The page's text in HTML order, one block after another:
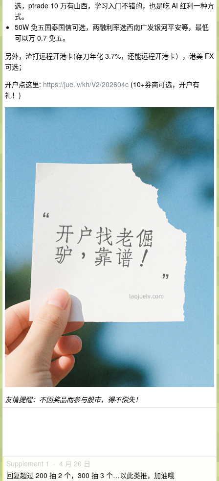
选，ptrade 10 万有山西，学习入门不错的，也是吃 AI 红利一种方
式。
50W 免五国泰国信可选，两融利率选西南广发银河平安等，最低
可以万 0.7 免五。
另外，渣打远程开港卡(存刀年化 3.7%，还能远程开港卡），港美 FX
可选；
开户点这里: https://jue.lv/kh/V2/202604c (10+券商可选，开户有
礼！)
友情提醒：不因奖品而参与股市，得不偿失！
Supplement 1 · 4 月 20 日
回复超过 200 抽 2 个，300 抽 3 个…以此类推，加油哦